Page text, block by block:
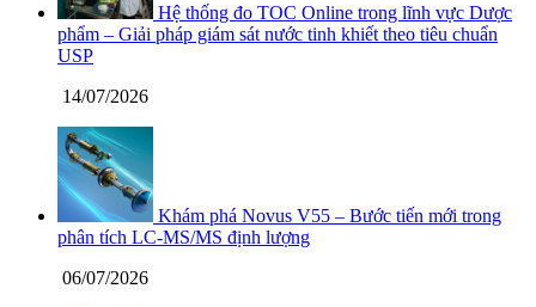
Hệ thống đo TOC Online trong lĩnh vực Dược
phẩm – Giải pháp giám sát nước tinh khiết theo tiêu chuẩn
USP
14/07/2026
Khám phá Novus V55 – Bước tiến mới trong
phân tích LC-MS/MS định lượng
06/07/2026